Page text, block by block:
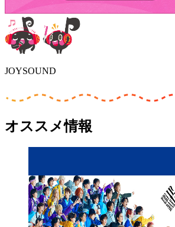
JOYSOUND
オススメ情報